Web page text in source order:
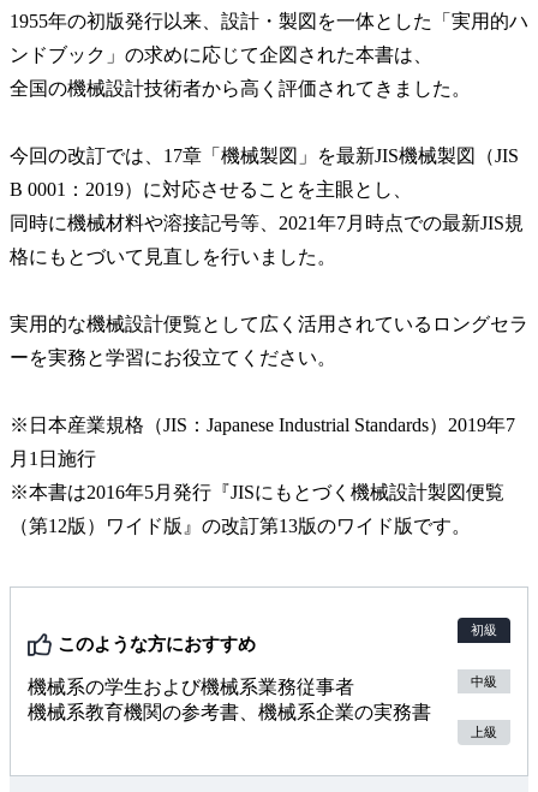
1955年の初版発行以来、設計・製図を一体とした「実用的ハ
ンドブック」の求めに応じて企図された本書は、
全国の機械設計技術者から高く評価されてきました。
今回の改訂では、17章「機械製図」を最新JIS機械製図（JIS
B 0001：2019）に対応させることを主眼とし、
同時に機械材料や溶接記号等、2021年7月時点での最新JIS規
格にもとづいて見直しを行いました。
実用的な機械設計便覧として広く活用されているロングセラ
ーを実務と学習にお役立てください。
※日本産業規格（JIS：Japanese Industrial Standards）2019年7
月1日施行
※本書は2016年5月発行『JISにもとづく機械設計製図便覧
（第12版）ワイド版』の改訂第13版のワイド版です。
このような方におすすめ
機械系の学生および機械系業務従事者
機械系教育機関の参考書、機械系企業の実務書
初級
中級
上級